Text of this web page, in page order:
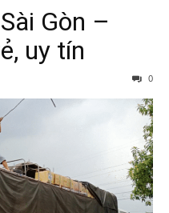
Gòn –
uy tín
0